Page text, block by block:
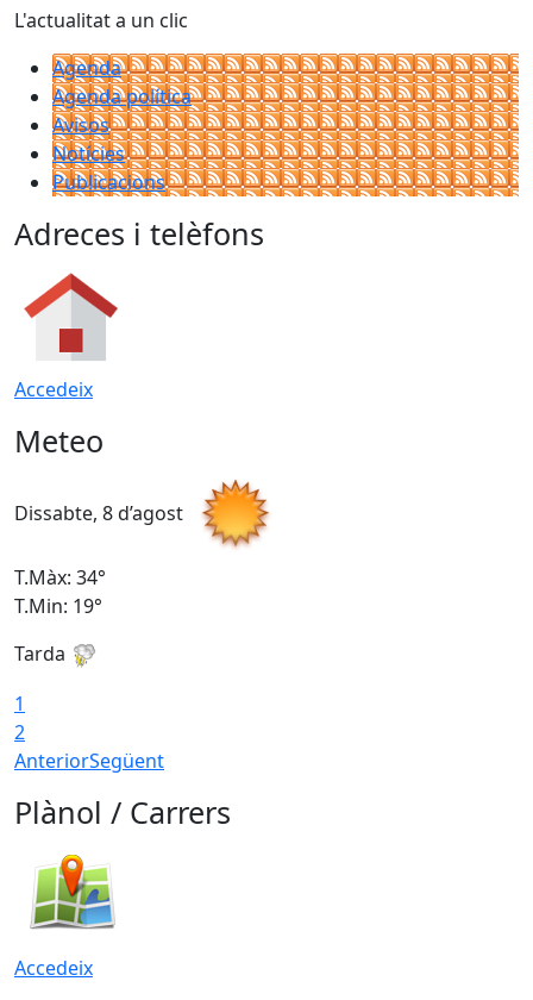
L'actualitat a un clic
Agenda
Agenda política
Avisos
Notícies
Publicacions
Adreces i telèfons
Accedeix
Meteo
Dissabte, 8 d’agost
T.Màx: 34°
T.Min: 19°
Tarda
1
2
AnteriorSegüent
Plànol / Carrers
Accedeix